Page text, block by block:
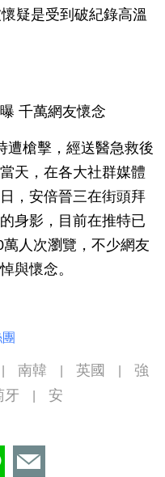
疑是受到破紀錄高溫
千萬網友懷念
遭槍擊，經送醫急救後
天，在各大社群媒體
，安倍晉三在街頭拜
身影，目前在推特已
人次瀏覽，不少網友
與懷念。
南韓 英國
強
牙
安